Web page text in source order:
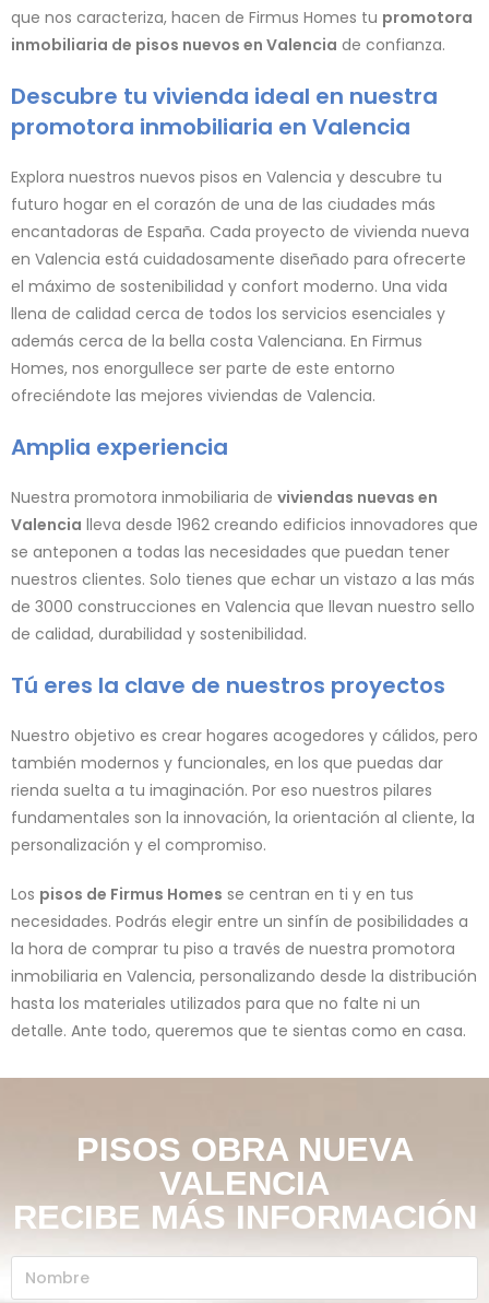
Todo ello unido al compromiso y a la orientación al cliente
que nos caracteriza, hacen de Firmus Homes tupromotora
inmobiliaria de pisos nuevos en Valencia
de confianza.
Descubre tu vivienda ideal en nuestra
promotora inmobiliaria en Valencia
Explora nuestros nuevos pisos en Valencia y descubre tu
futuro hogar en el corazón de una de las ciudades más
encantadoras de España. Cada proyecto de vivienda nueva
en Valencia está cuidadosamente diseñado para ofrecerte
el máximo de sostenibilidad y confort moderno. Una vida
llena de calidad cerca de todos los servicios esenciales y
además cerca de la bella costa Valenciana. En Firmus
Homes, nos enorgullece ser parte de este entorno
ofreciéndote las mejores viviendas de Valencia.
Amplia experiencia
Nuestra promotora inmobiliaria de viviendas nuevas en
Valencialleva desde 1962 creando edificios innovadores que
se anteponen a todas las necesidades que puedan tener
nuestros clientes. Solo tienes que echar un vistazo a las más
de 3000 construcciones en Valencia que llevan nuestro sello
de calidad, durabilidad y sostenibilidad.
Tú eres la clave de nuestros proyectos
Nuestro objetivo es crear hogares acogedores y cálidos, pero
también modernos y funcionales, en los que puedas dar
rienda suelta a tu imaginación. Por eso nuestros pilares
fundamentales son la innovación, la orientación al cliente, la
personalización y el compromiso.
Lospisos de Firmus Homesse centran en ti y en tus
necesidades. Podrás elegir entre un sinfín de posibilidades a
la hora de comprar tu piso a través de nuestra promotora
inmobiliaria en Valencia, personalizando desde la distribución
hasta los materiales utilizados para que no falte ni un
PISOS OBRA NUEVA
VALENCIA
RECIBE MÁS INFORMACIÓN